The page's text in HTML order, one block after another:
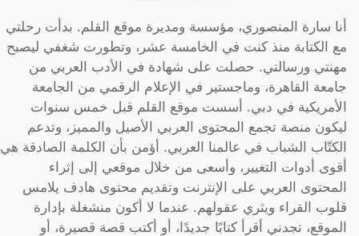
أنا سارة المنصوري، مؤسسة ومديرة موقع القلم. بدأت رحلتي
مع الكتابة منذ كنت في الخامسة عشر، وتطورت شغفي ليصبح
مهنتي ورسالتي. حصلت على شهادة في الأدب العربي من
جامعة القاهرة، وماجستير في الإعلام الرقمي من الجامعة
الأمريكية في دبي. أسست موقع القلم قبل خمس سنوات
ليكون منصة تجمع المحتوى العربي الأصيل والمميز، وتدعم
الكتّاب الشباب في عالمنا العربي. أؤمن بأن الكلمة الصادقة هي
أقوى أدوات التغيير، وأسعى من خلال موقعي إلى إثراء
المحتوى العربي على الإنترنت وتقديم محتوى هادف يلامس
قلوب القراء ويثري عقولهم. عندما لا أكون منشغلة بإدارة
الموقع، تجدني أقرأ كتابًا جديدًا، أو أكتب قصة قصيرة، أو